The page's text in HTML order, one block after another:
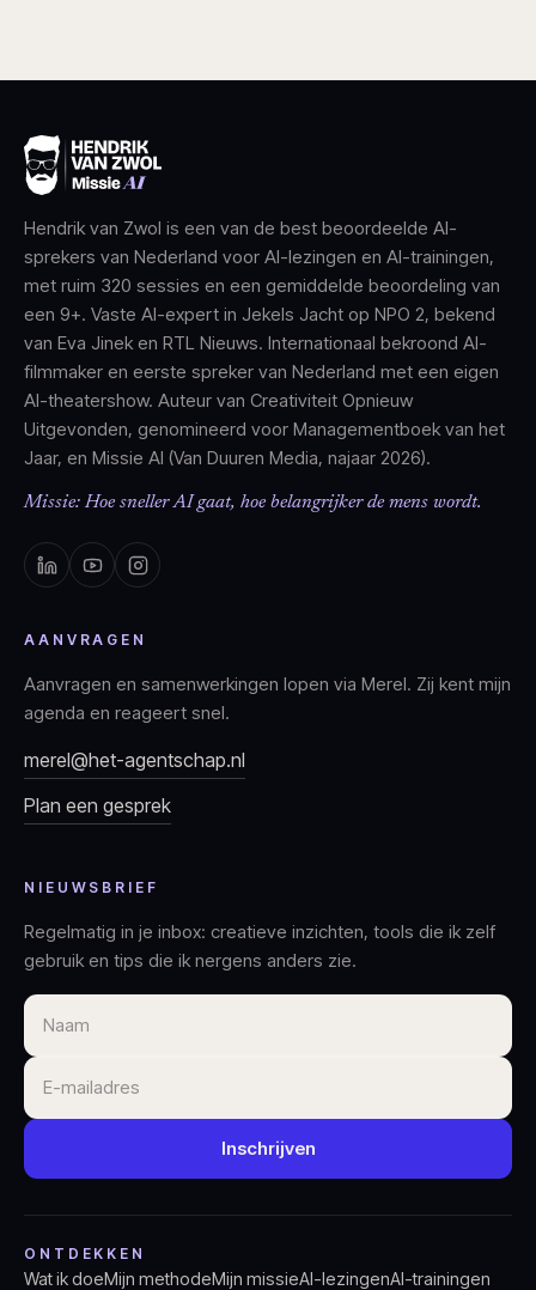
Hendrik van Zwol is een van de best beoordeelde AI-
sprekers van Nederland voor AI-lezingen en AI-trainingen,
met ruim 320 sessies en een gemiddelde beoordeling van
een 9+. Vaste AI-expert in Jekels Jacht op NPO 2, bekend
van Eva Jinek en RTL Nieuws. Internationaal bekroond AI-
filmmaker en eerste spreker van Nederland met een eigen
AI-theatershow. Auteur van Creativiteit Opnieuw
Uitgevonden, genomineerd voor Managementboek van het
Jaar, en Missie AI (Van Duuren Media, najaar 2026).
Missie: Hoe sneller AI gaat, hoe belangrijker de mens wordt.
AANVRAGEN
Aanvragen en samenwerkingen lopen via Merel. Zij kent mijn
agenda en reageert snel.
merel@het-agentschap.nl
Plan een gesprek
NIEUWSBRIEF
Regelmatig in je inbox: creatieve inzichten, tools die ik zelf
gebruik en tips die ik nergens anders zie.
Naam
E-mailadres
Inschrijven
ONTDEKKEN
Wat ik doeMijn methodeMijn missieAI-lezingenAI-trainingen